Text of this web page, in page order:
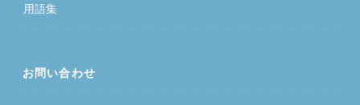
用語集
お問い合わせ